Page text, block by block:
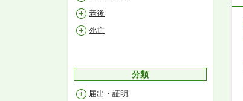
老後
死亡
分類
届出・証明